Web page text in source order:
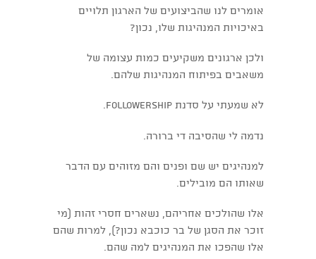
אומרים לנו שהביצועים של הארגון תלויים
באיכויות המנהיגות שלו, נכון?
ולכן ארגונים משקיעים כמות עצומה של
משאבים בפיתוח המנהיגות שלהם.
לא שמעתי על סדנת followership.
נדמה לי שהסיבה די ברורה.
למנהיגים יש שם ופנים והם מזוהים עם הדבר
שאותו הם מובילים.
אלו שהולכים אחריהם, נשארים חסרי זהות (מי
זוכר את הסגן של בר כוכבא נכון?), למרות שהם
אלו שהפכו את המנהיגים למה שהם.